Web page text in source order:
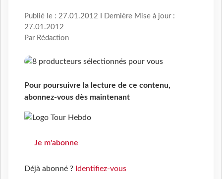
Publié le : 27.01.2012 I Dernière Mise à jour :
27.01.2012
Par Rédaction
Pour poursuivre la lecture de ce contenu,
abonnez-vous dès maintenant
Je m'abonne
Déjà abonné ? Identifiez-vous